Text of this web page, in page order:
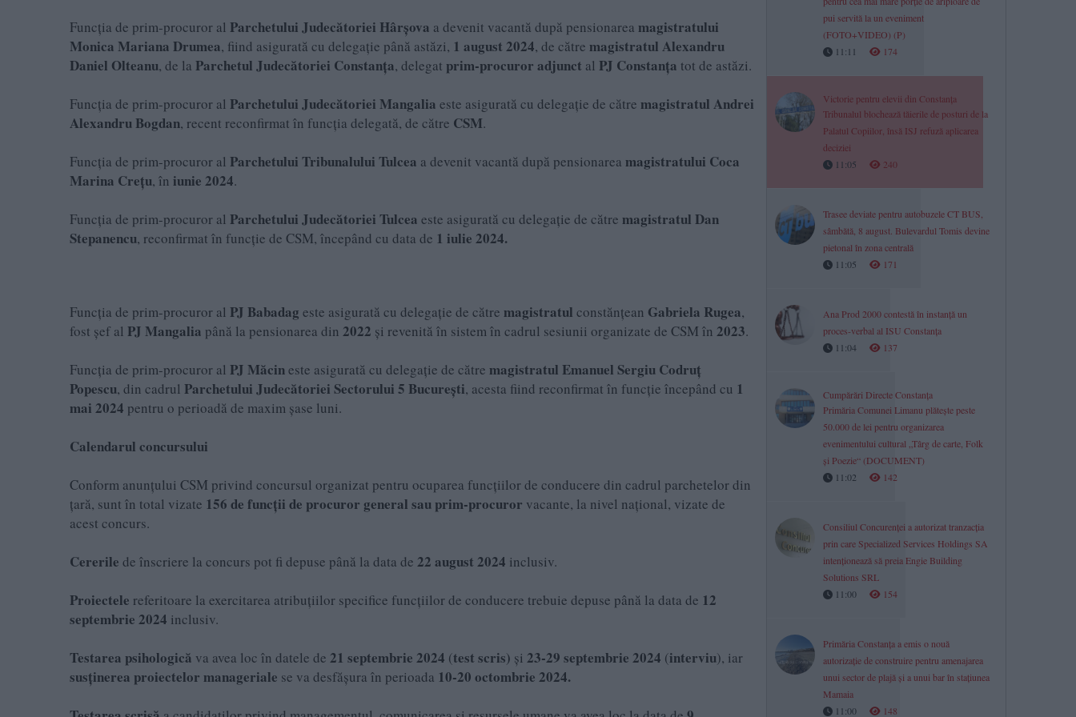
Funcția de prim-procuror al Parchetului Judecătoriei Hârșova a devenit vacantă după pensionarea magistratului
Monica Mariana Drumea, fiind asigurată cu delegație până astăzi, 1 august 2024, de către magistratul Alexandru
Daniel Olteanu, de la Parchetul Judecătoriei Constanța, delegat prim-procuror adjunct al PJ Constanța tot de astăzi.
Funcția de prim-procuror al Parchetului Judecătoriei Mangalia este asigurată cu delegație de către magistratul Andrei
Alexandru Bogdan, recent reconfirmat în funcția delegată, de către CSM.
Funcția de prim-procuror al Parchetului Tribunalului Tulcea a devenit vacantă după pensionarea magistratului Coca
Marina Crețu, în iunie 2024.
Funcția de prim-procuror al Parchetului Judecătoriei Tulcea este asigurată cu delegație de către magistratul Dan
Stepanencu, reconfirmat în funcție de CSM, începând cu data de 1 iulie 2024.
Funcția de prim-procuror al PJ Babadag este asigurată cu delegație de către magistratul constănțean Gabriela Rugea,
fost șef al PJ Mangalia până la pensionarea din 2022 și revenită în sistem în cadrul sesiunii organizate de CSM în 2023.
Funcția de prim-procuror al PJ Măcineste asigurată cu delegație de către magistratul Emanuel Sergiu Codruț
Popescu, din cadrul Parchetului Judecătoriei Sectorului 5 București, acesta fiind reconfirmat în funcție începând cu 1
mai 2024 pentru o perioadă de maxim șase luni.
Calendarul concursului
Conform anunțului CSM privind concursul organizat pentru ocuparea funcțiilor de conducere din cadrul parchetelor din
țară, sunt în total vizate 156 de funcții de procuror general sau prim-procuror vacante, la nivel național, vizate de
acest concurs.
Cererile de înscriere la concurs pot fi depuse până la data de 22 august 2024 inclusiv.
Proiectele referitoare la exercitarea atribuțiilor specifice funcțiilor de conducere trebuie depuse până la data de 12
septembrie 2024 inclusiv.
Testarea psihologică va avea loc în datele de 21 septembrie 2024 (test scris) și 23-29 septembrie 2024 (interviu), iar
susținerea proiectelor manageriale se va desfășura în perioada 10-20 octombrie 2024.
pui servită la un eveniment
(FOTO+VIDEO) (P)
11:11
174
Victorie pentru elevii din Constanța
Tribunalul blochează tăierile de posturi de la
Palatul Copiilor, însă ISJ refuză aplicarea
deciziei
11:05
240
Trasee deviate pentru autobuzele CT BUS,
sâmbătă, 8 august. Bulevardul Tomis devine
pietonal în zona centrală
11:05
171
Ana Prod 2000 contestă în instanță un
proces-verbal al ISU Constanța
11:04
137
Cumpărări Directe Constanța
Primăria Comunei Limanu plătește peste
50.000 de lei pentru organizarea
evenimentului cultural „Târg de carte, Folk
și Poezie“ (DOCUMENT)
11:02
142
Consiliul Concurenţei a autorizat tranzacția
prin care Specialized Services Holdings SA
intenționează să preia Engie Building
Solutions SRL
11:00
154
Primăria Constanța a emis o nouă
autorizație de construire pentru amenajarea
unui sector de plajă și a unui bar în stațiunea
Mamaia
11:00
148